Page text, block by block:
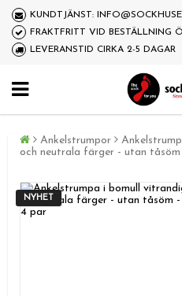
KUNDTJÄNST:
FRAKTFRITT VID BESTÄLLNING
LEVERANSTID CIRKA 2-5 DAGAR
Ankelstrumpor
och neutrala färger - utan
NYHET